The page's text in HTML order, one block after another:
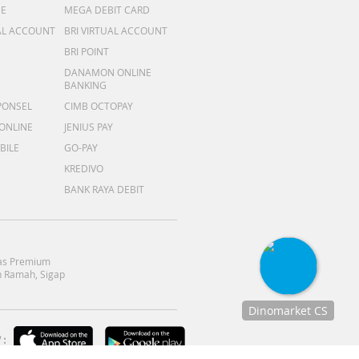
MEGA DEBIT CARD
ACCOUNT
BRI VIRTUAL ACCOUNT
BRI POINT
DANAMON ONLINE
BANKING
CIMB OCTOPAY
JENIUS PAY
GO-PAY
KREDIVO
BANK RAYA DEBIT
Premium
Sigap
:
Dinomarket CS